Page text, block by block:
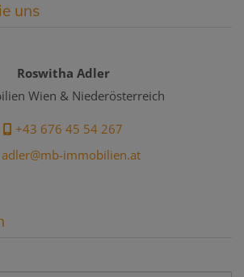
uns
Roswitha Adler
Wien & Niederösterreich
+43 676 45 54 267
immobilien.at